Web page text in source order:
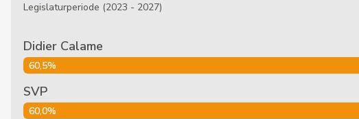
Legislaturperiode (2023 - 2027)
Didier Calame
60,5%
SVP
60,0%